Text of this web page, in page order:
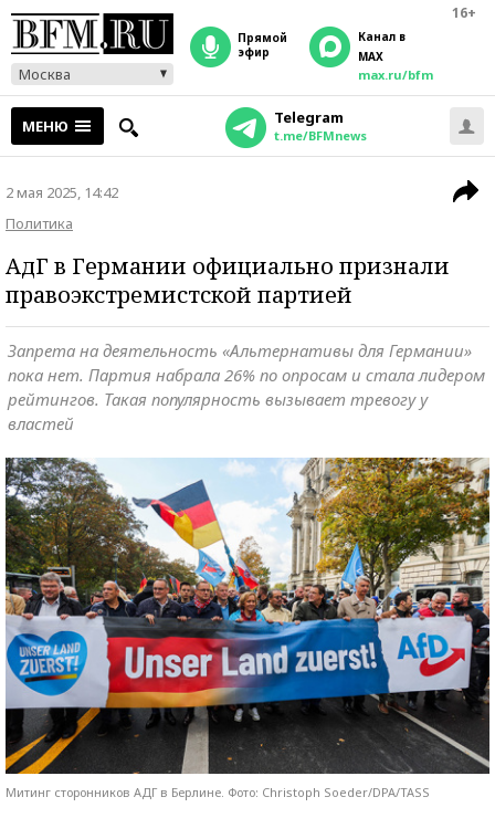
16+
Москва
прямой
эфир
Канал в
MAX
max.ru/bfm
МЕНЮ Telegram
t.me/BFMnews
2 мая 2025, 14:42
Политика
АдГ в Германии официально признали
правоэкстремистской партией
Запрета на деятельность «Альтернативы для Германии»
пока нет. Партия набрала 26% по опросам и стала лидером
рейтингов. Такая популярность вызывает тревогу у
властей
Митинг сторонников АДГ в Берлине. Фото: Christoph Soeder/DPA/TASS